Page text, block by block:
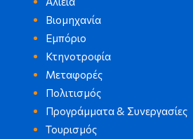
Βιομηχανία
Εμπόριο
Κτηνοτροφία
Μεταφορές
Πολιτισμός
Προγράμματα & Συνεργασίες
Τουρισμός